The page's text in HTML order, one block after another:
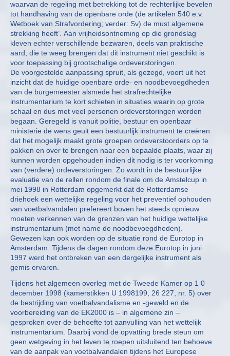
waarvan de regeling met betrekking tot de rechterlijke bevelen
tot handhaving van de openbare orde (de artikelen 540 e.v.
Wetboek van Strafvordering; verder: Sv) de must algemene
strekking heeft’. Aan vrijheidsontneming op die grondslag
kleven echter verschillende bezwaren, deels van praktische
aard, die te weeg brengen dat dit instrument niet geschikt is
voor toepassing bij grootschalige ordeverstoringen.
De voorgestelde aanpassing spruit, als gezegd, voort uit het
inzicht dat de huidige openbare orde- en noodbevoegdheden
van de burgemeester alsmede het strafrechtelijke
instrumentarium te kort schieten in situaties waarin op grote
schaal en dus met veel personen ordeverstoringen worden
begaan. Geregeld is vanuit politie, bestuur en openbaar
ministerie de wens geuit een bestuurlijk instrument te creëren
dat het mogelijk maakt grote groepen ordeverstoorders op te
pakken en over te brengen naar een bepaalde plaats, waar zij
kunnen worden opgehouden indien dit nodig is ter voorkoming
van (verdere) ordeverstoringen. Zo wordt in de bestuurlijke
evaluatie van de rellen rondom de finale om de Amstelcup in
mei 1998 in Rotterdam opgemerkt dat de Rotterdamse
driehoek een wettelijke regeling voor het preventief ophouden
van voetbalvandalen prefereert boven het steeds opnieuw
moeten verkennen van de grenzen van het huidige wettelijke
instrumentarium (met name de noodbevoegdheden).
Gewezen kan ook worden op de situatie rond de Eurotop in
Amsterdam. Tijdens de dagen rondom deze Eurotop in juni
1997 werd het ontbreken van een dergelijke instrument als
gemis ervaren.
Tijdens het algemeen overleg met de Tweede Kamer op 1 0
december 1998 (kamerstikken U 1998199, 26 227, nr. 5) over
de bestrijding van voetbalvandalisme en -geweld en de
voorbereiding van de EK2000 is – in algemene zin –
gesproken over de behoefte tot aanvulling van het wettelijk
instrumentarium. Daarbij vond de opvatting brede steun om
geen wetgeving in het leven te roepen uitsluitend ten behoeve
van de aanpak van voetbalvandalen tijdens het Europese